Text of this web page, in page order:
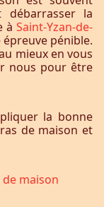
débarrasser la
à Saint-Yzan-de-
pénible.
mieux en vous
nous pour être
la bonne
de maison et
maison